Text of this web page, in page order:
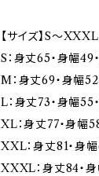
【サイズ】S～XXXL
S：身丈65・身幅
M：身丈69・身幅
L：身丈73・身幅
XL：身丈77・身幅
XXL：身丈81・身
XXXL：身丈84・